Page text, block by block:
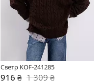
Светр KOF-241285
916 ₴ 1 309 ₴